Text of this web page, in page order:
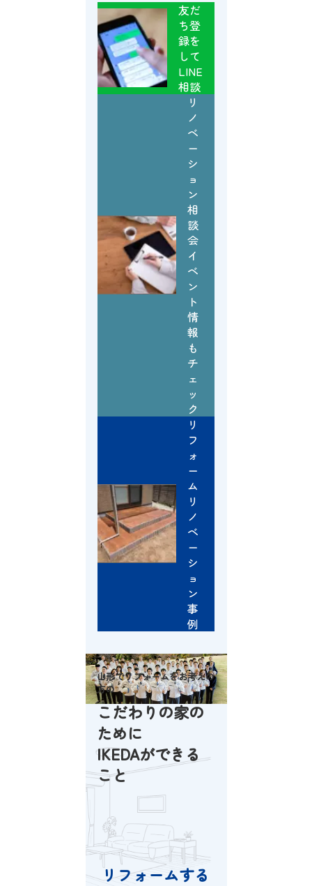
友だ
ち登
録を
して
LINE
相談
リ
ノ
ベ
ー
シ
ョ
ン
相
談
会
イ
ベ
ン
ト
情
報
も
チ
ェ
ッ
ク
リ
フ
ォ
ー
ム
リ
ノ
ベ
ー
シ
ョ
ン
事
例
山形でリフォームをお考えの
方の
こだわりの家の
ために
IKEDAができる
こと
リフォームする